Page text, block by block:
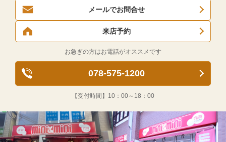
メールでお問合せ
来店予約
お急ぎの方はお電話がオススメです
078-575-1200
【受付時間】 10：00～18：00